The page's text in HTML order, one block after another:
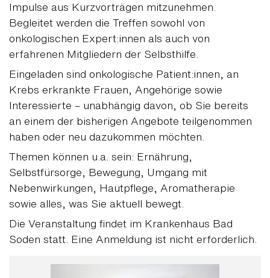
Impulse aus Kurzvorträgen mitzunehmen.
Begleitet werden die Treffen sowohl von
onkologischen Expert:innen als auch von
erfahrenen Mitgliedern der Selbsthilfe.
Eingeladen sind onkologische Patient:innen, an
Krebs erkrankte Frauen, Angehörige sowie
Interessierte – unabhängig davon, ob Sie bereits
an einem der bisherigen Angebote teilgenommen
haben oder neu dazukommen möchten.
Themen können u.a. sein: Ernährung,
Selbstfürsorge, Bewegung, Umgang mit
Nebenwirkungen, Hautpflege, Aromatherapie
sowie alles, was Sie aktuell bewegt.
Die Veranstaltung findet im Krankenhaus Bad
Soden statt. Eine Anmeldung ist nicht erforderlich.